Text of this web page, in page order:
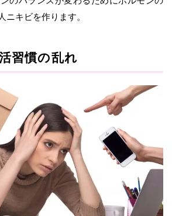
ニキビを作ります。
習慣の乱れ